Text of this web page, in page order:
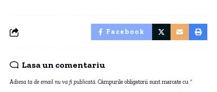
Facebook
Lasa un comentariu
Adresa ta de email nu va fi publicată. Câmpurile obligatorii sunt marcate cu *